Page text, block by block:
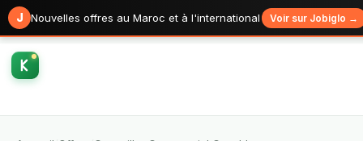
J Nouvelles offres au Maroc et à l'international Voir sur Jobiglo →